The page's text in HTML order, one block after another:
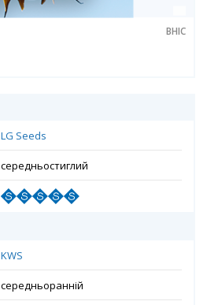
ВНІС
LG Seeds
середньостиглий
KWS
середньоранній